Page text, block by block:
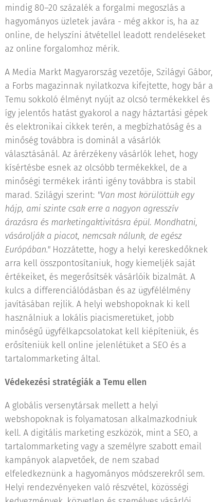
mindig 80–20 százalék a forgalmi megoszlás a
hagyományos üzletek javára - még akkor is, ha az
online, de helyszíni átvétellel leadott rendeléseket
az online forgalomhoz mérik.
A Media Markt Magyarország vezetője, Szilágyi Gábor,
a Forbs magazinnak nyilatkozva kifejtette, hogy bár a
Temu sokkoló élményt nyújt az olcsó termékekkel és
így jelentős hatást gyakorol a nagy háztartási gépek
és elektronikai cikkek terén, a megbízhatóság és a
minőség továbbra is dominál a vásárlók
választásánál. Az árérzékeny vásárlók lehet, hogy
kísértésbe esnek az olcsóbb termékekkel, de a
minőségi termékek iránti igény továbbra is stabil
marad. Szilágyi szerint: "Van most körülöttük egy
hájp, ami szinte csak erre a nagyon agresszív
árazásra és marketingaktivitásra épül. Mondhatni,
vásárolják a piacot, nemcsak nálunk, de egész
Európában."Hozzátette, hogy a helyi kereskedőknek
arra kell összpontosítaniuk, hogy kiemeljék saját
értékeiket, és megerősítsék vásárlóik bizalmát. A
kulcs a differenciálódásban és az ügyfélélmény
javításában rejlik. A helyi webshopoknak ki kell
használniuk a lokális piacismeretüket, jobb
minőségű ügyfélkapcsolatokat kell kiépíteniük, és
erősíteniük kell online jelenlétüket a SEO és a
tartalommarketing által.
Védekezési stratégiák a Temu ellen
A globális versenytársak mellett a helyi
webshopoknak is folyamatosan alkalmazkodniuk
kell. A digitális marketing eszközök, mint a SEO, a
tartalommarketing vagy a személyre szabott email
kampányok alapvetőek, de nem szabad
elfeledkeznünk a hagyományos módszerekről sem.
Helyi rendezvényeken való részvétel, közösségi